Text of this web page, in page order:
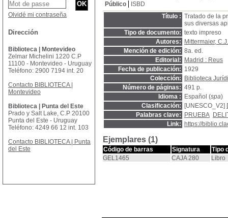
Público
ISBD
Título : Tratado de la
sus diversas
Tipo de documento: texto impreso
Autores:
Mittermaier,
Mención de edición: 8a. ed.
Editorial:
Madrid : Reus
Fecha de publicación: 1929
Colección:
Biblioteca
Número de páginas: 491 p.
Idioma :
Español (spa)
Clasificación:
[UNESCO_V2]
Palabras clave:
PRUEBA
Link:
https://
Ejemplares (1)
Código de barras Signatura
Tipo
GEL1465
CAJA 280 Libro
Olvidé mi contraseña
Dirección
Biblioteca | Montevideo
Zelmar Michelini 1220 C.P
11100 - Montevideo - Uruguay
Teléfono: 2900 7194 int. 20
Contacto BIBLIOTECA |
Montevideo
Biblioteca | Punta del Este
Prado y Salt Lake, C.P 20100
Punta del Este - Uruguay
Teléfono: 4249 66 12 int. 103
Contacto BIBLIOTECA | Punta
del Este